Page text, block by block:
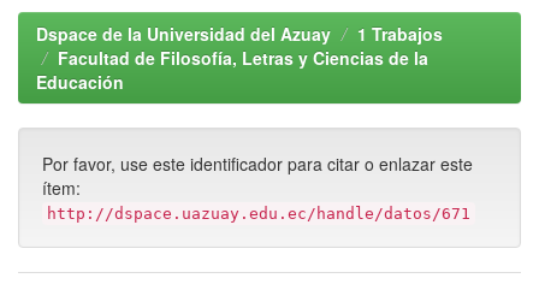
Dspace de la Universidad del Azuay
1 Trabajos
Facultad de Filosofía, Letras y Ciencias de la
Educación
Por favor, use este identificador para citar o enlazar este
ítem:
http://dspace.uazuay.edu.ec/handle/datos/671